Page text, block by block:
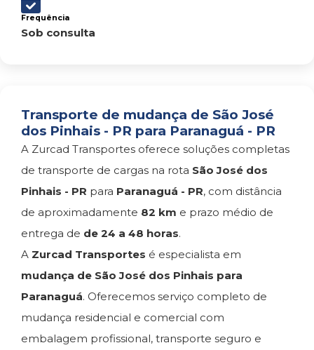
Frequência
Sob consulta
Transporte de mudança de São José
dos Pinhais - PR para Paranaguá - PR
A Zurcad Transportes oferece soluções completas
de transporte de cargas na rota São José dos
Pinhais - PR para Paranaguá - PR, com distância
de aproximadamente 82 km e prazo médio de
entrega de de 24 a 48 horas.
A Zurcad Transportes é especialista em
mudança de São José dos Pinhais para
Paranaguá. Oferecemos serviço completo de
mudança residencial e comercial com
embalagem profissional, transporte seguro e